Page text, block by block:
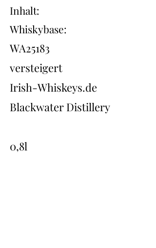
Inhalt:
Whiskybase:
WA25183
versteigert
Irish-Whiskeys.de
Blackwater Distillery
0,8l